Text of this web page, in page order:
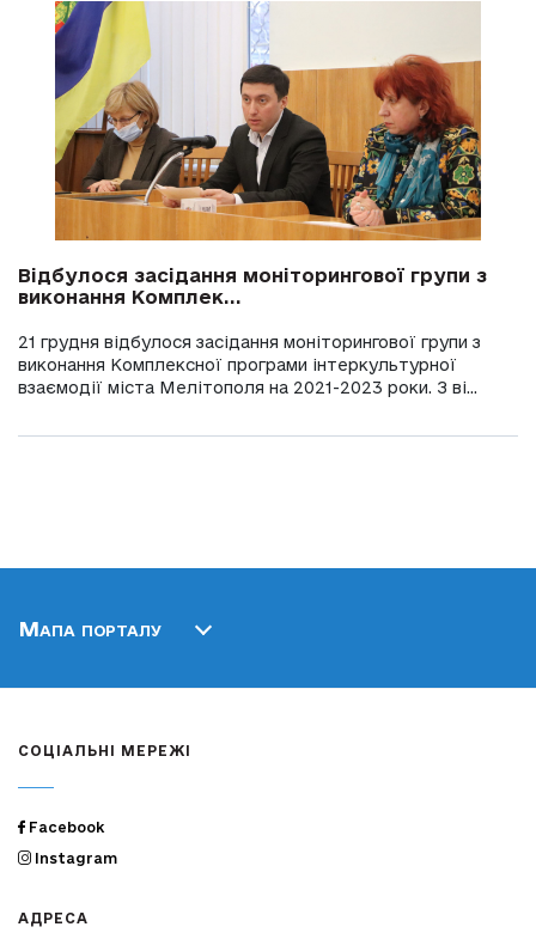
Відбулося засідання моніторингової групи з
виконання Комплек...
21 грудня відбулося засідання моніторингової групи з
виконання Комплексної програми інтеркультурної
взаємодії міста Мелітополя на 2021-2023 роки. З ві...
Мапа порталу
СОЦІАЛЬНІ МЕРЕЖІ
Facebook
Instagram
АДРЕСА